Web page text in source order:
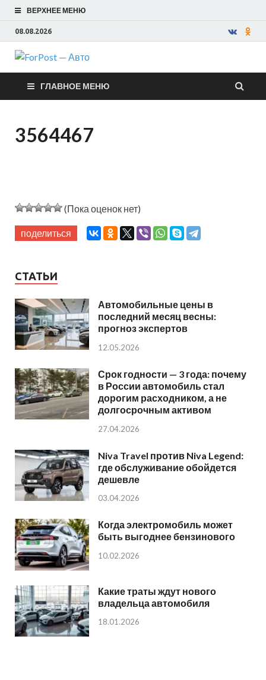
ВЕРХНЕЕ МЕНЮ
08.08.2026
ForPost —
Авто
ГЛАВНОЕ МЕНЮ
3564467
(Пока оценок нет)
поделиться
СТАТЬИ
Автомобильные цены в
последний месяц весны:
прогноз экспертов
12.05.2026
Срок годности — 3 года: почему
в России автомобиль стал
дорогим расходником, а не
долгосрочным активом
27.04.2026
Niva Travel против Niva Legend:
где обслуживание обойдется
дешевле
03.04.2026
Когда электромобиль может
быть выгоднее бензинового
10.02.2026
Какие траты ждут нового
владельца автомобиля
18.01.2026